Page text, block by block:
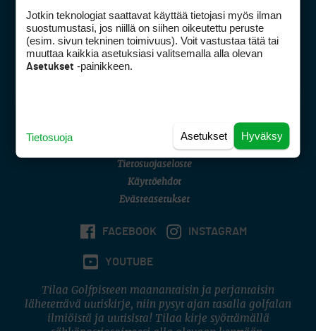
Golfpisteen yhteystiedot
DSA avoimuusraportti
Asiakaspalvelu
(digi) digi@otavamedia.fi
Tietosuojaseloste
Käyttöehdot
Evästeasetukset
FACEBOOK INSTAGRAM
YOUTUBE
Tilaa Golfpisteen maanantaisin ja perjantaisin
lähetettävä uutiskirje, niin pysyt ajan tasalla golfalan
ilmiöistä ja uutisista! Tilaa kirje syöttämällä
Jotkin teknologiat saattavat käyttää tietojasi myös ilman
suostumustasi, jos niillä on siihen oikeutettu peruste
(esim. sivun tekninen toimivuus). Voit vastustaa tätä tai
muuttaa kaikkia asetuksiasi valitsemalla alla olevan
Asetukset -painikkeen.
Hyväksy
Asetukset
Tietosuoja